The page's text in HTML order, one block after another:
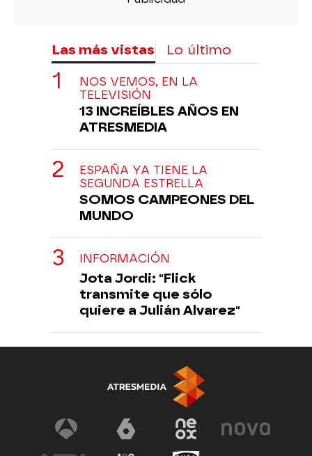
Las más vistas Lo último
NOS VEMOS, EN LA
TELEVISIÓN
13 INCREÍBLES AÑOS EN
ATRESMEDIA
ESPAÑA YA TIENE LA
SEGUNDA ESTRELLA
SOMOS CAMPEONES DEL
MUNDO
INFORMACIÓN
Jota Jordi: "Flick
transmite que sólo
quiere a Julián Alvarez"